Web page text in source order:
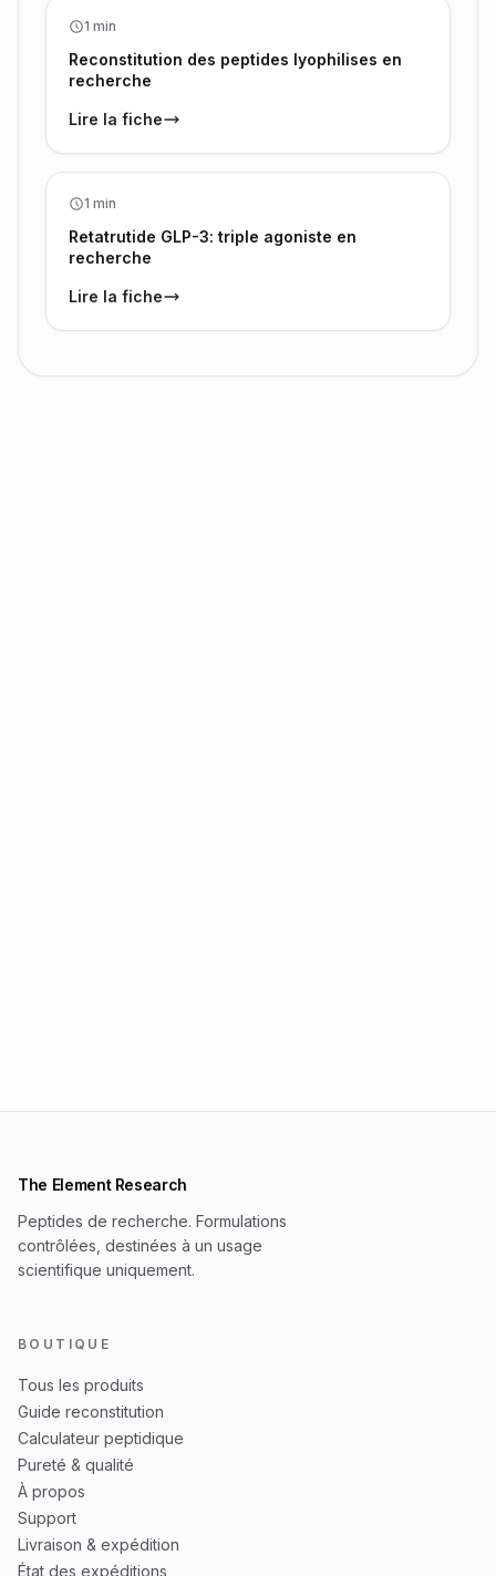
1 min
Reconstitution des peptides lyophilises en
recherche
Lire la fiche
1 min
Retatrutide GLP-3: triple agoniste en
recherche
Lire la fiche
The Element Research
Peptides de recherche. Formulations
contrôlées, destinées à un usage
scientifique uniquement.
BOUTIQUE
Tous les produits
Guide reconstitution
Calculateur peptidique
Pureté & qualité
À propos
Support
Livraison & expédition
État des expéditions